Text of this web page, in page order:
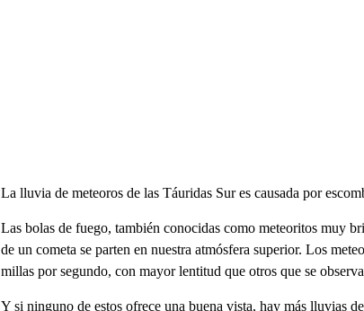
La lluvia de meteoros de las Táuridas Sur es causada por
Las bolas de fuego, también conocidas como meteoritos muy
de un cometa se parten en nuestra atmósfera superior. Los
millas por segundo, con mayor lentitud que otros que se
Y si ninguno de estos ofrece una buena vista, hay más lluvias